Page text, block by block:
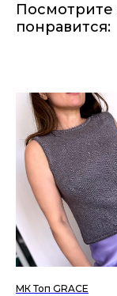
понравится:
МК Топ GRACE